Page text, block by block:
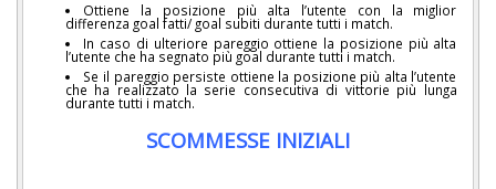
Ottiene la posizione più alta l’utente con la miglior
differenza goal fatti/ goal subiti durante tutti i match.
In caso di ulteriore pareggio ottiene la posizione più alta
l’utente che ha segnato più goal durante tutti i match.
Se il pareggio persiste ottiene la posizione più alta l’utente
che ha realizzato la serie consecutiva di vittorie più lunga
durante tutti i match.
SCOMMESSE INIZIALI